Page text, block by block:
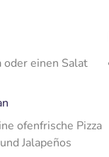
oder einen Salat
ofenfrische Pizza
Jalapeños